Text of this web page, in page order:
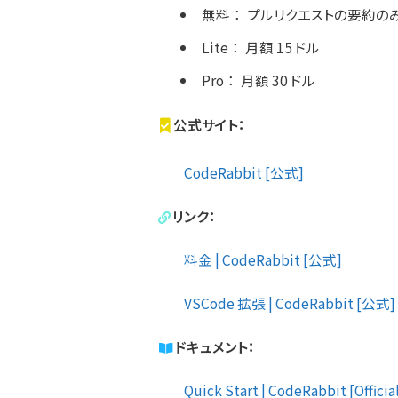
無料 ： プルリクエストの要約の
Lite ： 月額 15 ドル
Pro ： 月額 30 ドル
公式サイト：
CodeRabbit [公式]
リンク：
料金 | CodeRabbit [公式]
VSCode 拡張 | CodeRabbit [公式]
ドキュメント：
Quick Start | CodeRabbit